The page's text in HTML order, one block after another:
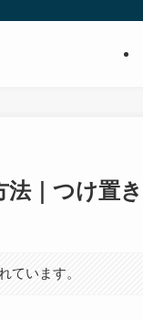
法｜つけ置
ています。